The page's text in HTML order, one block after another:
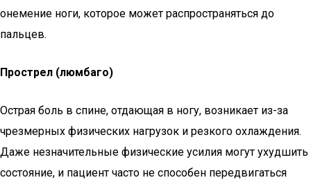
онемение ноги, которое может распространяться до
пальцев.
Прострел (люмбаго)
Острая боль в спине, отдающая в ногу, возникает из-за
чрезмерных физических нагрузок и резкого охлаждения.
Даже незначительные физические усилия могут ухудшить
состояние, и пациент часто не способен передвигаться